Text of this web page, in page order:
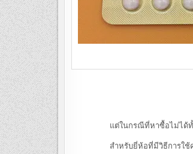
แต่ในกรณีที่หาซื้อไม่ได้ทั้ง “พรีม
สำหรับยี่ห้อที่มีวิธีการใช้คล้ายเดิ